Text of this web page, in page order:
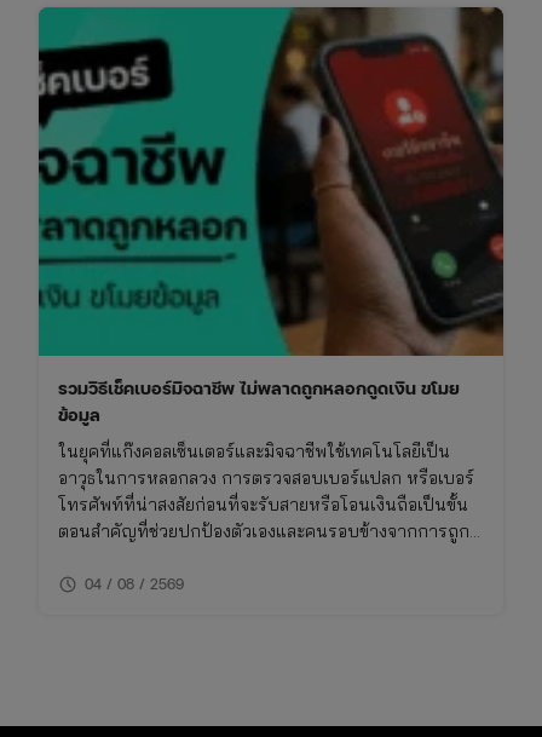
วัน
ไทย-
จีน
เทศกาล
สารท
รวมวิธีเช็คเบอร์มิจฉาชีพ ไม่พลาดถูกหลอกดูดเงิน ขโมย
ข้อมูล
ในยุคที่แก๊งคอลเซ็นเตอร์และมิจฉาชีพใช้เทคโนโลยีเป็น
อาวุธในการหลอกลวง การตรวจสอบเบอร์แปลก หรือเบอร์
โทรศัพท์ที่น่าสงสัยก่อนที่จะรับสายหรือโอนเงินถือเป็นขั้น
ตอนสำคัญที่ช่วยปกป้องตัวเองและคนรอบข้างจากการถูก
ต้องและใช้เครื่องมือที่เหมาะสม บทความนี้จึงรวบรวมวิธี
schedule 04 / 08 / 2569